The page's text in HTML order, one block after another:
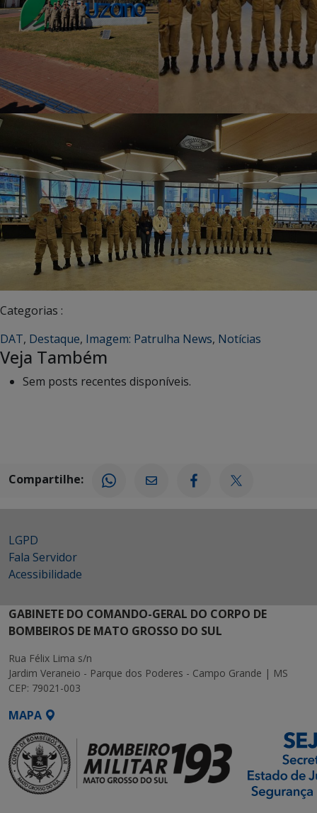
Categorias :
DAT, Destaque, Imagem: Patrulha News, Notícias
Veja Também
Sem posts recentes disponíveis.
Compartilhe:
LGPD
Fala Servidor
Acessibilidade
GABINETE DO COMANDO-GERAL DO CORPO DE
BOMBEIROS DE MATO GROSSO DO SUL
Rua Félix Lima s/n
Jardim Veraneio - Parque dos Poderes - Campo Grande | MS
CEP: 79021-003
MAPA